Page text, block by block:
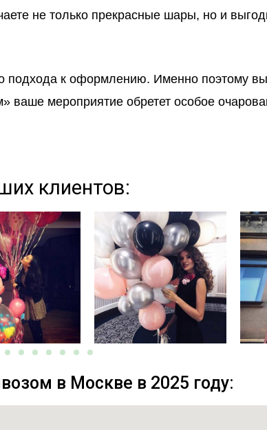
не только прекрасные шары, но и
подхода к оформлению. Именно поэтому
мероприятие обретет особое
клиентов:
в Москве в 2025 году: